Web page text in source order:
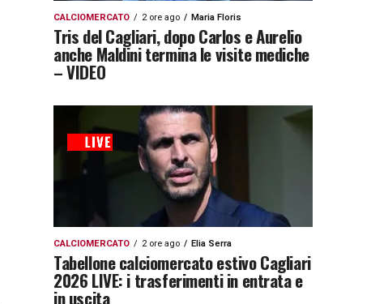
CALCIOMERCATO 2 ore ago Maria Floris
Tris del Cagliari, dopo Carlos e Aurelio
anche Maldini termina le visite mediche
– VIDEO
CALCIOMERCATO 2 ore ago Elia Serra
Tabellone calciomercato estivo Cagliari
2026 LIVE: i trasferimenti in entrata e
in uscita